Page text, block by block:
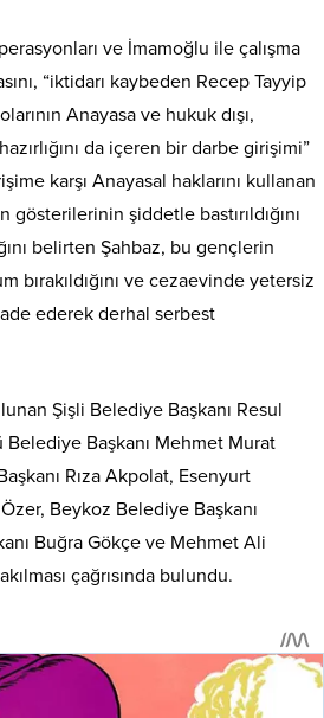
ve İmamoğlu ile çalışma
“iktidarı kaybeden Recep Tayyip
Anayasa ve hukuk dışı,
da içeren bir darbe girişimi”
karşı Anayasal haklarını kullanan
şiddetle bastırıldığını
belirten Şahbaz, bu gençlerin
bırakıldığını ve cezaevinde yetersiz
ederek derhal serbest
Şişli Belediye Başkanı Resul
Başkanı Mehmet Murat
Rıza Akpolat, Esenyurt
Beykoz Belediye Başkanı
Buğra Gökçe ve Mehmet Ali
çağrısında bulundu.